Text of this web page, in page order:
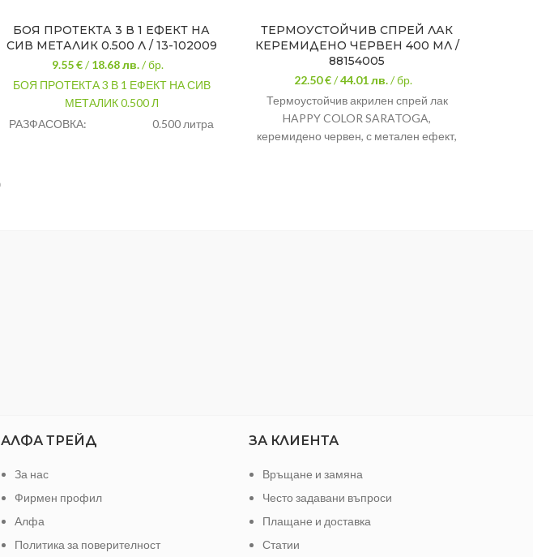
БОЯ ПРОТЕКТА 3 В 1 ЕФЕКТ НА
СИВ МЕТАЛИК 0.500 Л / 13-102009
9.55 €/18.68лв. / бр.
БОЯ ПРОТЕКТА 3 В 1 ЕФЕКТ НА СИВ
МЕТАЛИК 0.500 Л
РАЗФАСОВКА:
0.500 литра
ТЕРМОУСТОЙЧИВ СПРЕЙ ЛАК
КЕРЕМИДЕНО ЧЕРВЕН 400 МЛ /
88154005
22.50 €/44.01лв. / бр.
Термоустойчив акрилен спрей лак
HAPPY COLOR SARATOGA,
керемидено червен, с метален ефект,
АЛФА ТРЕЙД
За нас
Фирмен профил
Алфа
Политика за поверителност
ЗА КЛИЕНТА
Връщане и замяна
Често задавани въпроси
Плащане и доставка
Статии